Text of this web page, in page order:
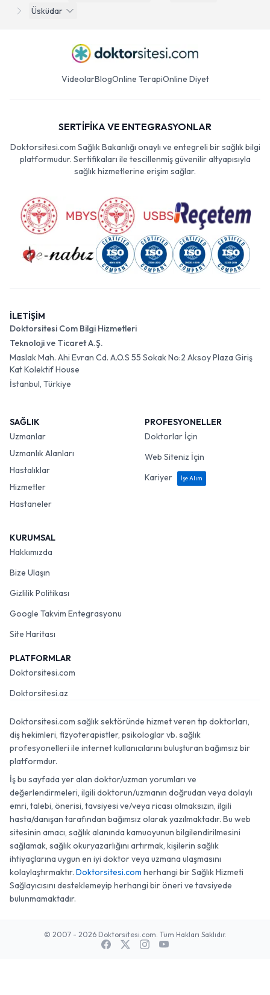
Üsküdar
VideolarBlogOnline TerapiOnline Diyet
SERTİFİKA VE ENTEGRASYONLAR
Doktorsitesi.com Sağlık Bakanlığı onaylı ve entegreli bir sağlık bilgi
platformudur. Sertifikaları ile tescillenmiş güvenilir altyapısıyla
sağlık hizmetlerine erişim sağlar.
İLETİŞİM
Doktorsitesi Com Bilgi Hizmetleri
Teknoloji ve Ticaret A.Ş.
Maslak Mah. Ahi Evran Cd. A.O.S 55 Sokak No:2 Aksoy Plaza Giriş
Kat Kolektif House
İstanbul, Türkiye
SAĞLIK
Uzmanlar
Uzmanlık Alanları
Hastalıklar
Hizmetler
Hastaneler
PROFESYONELLER
Doktorlar İçin
Web Siteniz İçin
Kariyer
İşe Alım
KURUMSAL
Hakkımızda
Bize Ulaşın
Gizlilik Politikası
Google Takvim Entegrasyonu
Site Haritası
PLATFORMLAR
Doktorsitesi.com
Doktorsitesi.az
Doktorsitesi.com sağlık sektöründe hizmet veren tıp doktorları,
diş hekimleri, fizyoterapistler, psikologlar vb. sağlık
profesyonelleri ile internet kullanıcılarını buluşturan bağımsız bir
platformdur.
İş bu sayfada yer alan doktor/uzman yorumları ve
değerlendirmeleri, ilgili doktorun/uzmanın doğrudan veya dolaylı
emri, talebi, önerisi, tavsiyesi ve/veya ricası olmaksızın, ilgili
hasta/danışan tarafından bağımsız olarak yazılmaktadır. Bu web
sitesinin amacı, sağlık alanında kamuoyunun bilgilendirilmesini
sağlamak, sağlık okuryazarlığını artırmak, kişilerin sağlık
ihtiyaçlarına uygun en iyi doktor veya uzmana ulaşmasını
kolaylaştırmaktır. Doktorsitesi.com herhangi bir Sağlık Hizmeti
Sağlayıcısını desteklemeyip herhangi bir öneri ve tavsiyede
bulunmamaktadır.
© 2007 - 2026 Doktorsitesi.com. Tüm Hakları Saklıdır.